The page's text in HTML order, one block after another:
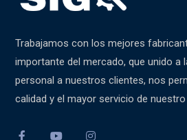
Trabajamos con los mejores
importante del mercado, que unido a
personal a nuestros clientes, nos
calidad y el mayor servicio de